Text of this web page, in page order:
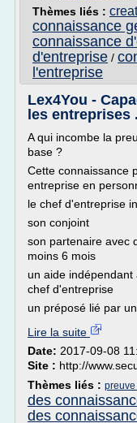
Thèmes liés :
connaissance
connaissance
d'entreprise /
l'entreprise
Lex4You -
les entreprises
A qui incombe la
base ?
Cette connaissance
entreprise en
le chef d'entreprise
son conjoint
son partenaire avec
moins 6 mois
un aide
chef d'entreprise
un préposé lié par un
Lire la suite
Date: 2017-09-08
Site : http://
Thèmes liés :
des
des